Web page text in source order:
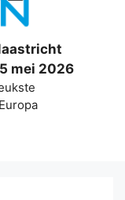
mei 2026